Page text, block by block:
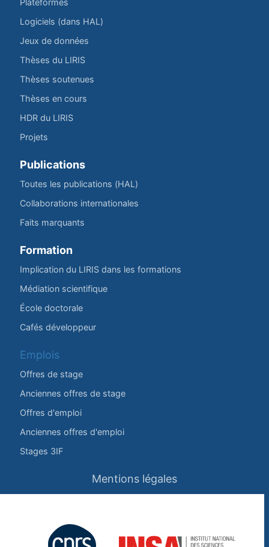
Plateformes
Logiciels (dans HAL)
Jeux de données
Thèses du LIRIS
Thèses soutenues
Thèses en cours
HDR du LIRIS
Projets
Publications
Toutes les publications (HAL)
Collaborations internationales
Faits marquants
Formation
Implication du LIRIS dans les formations
Médiation scientifique
École doctorale
Cafés développeur
Emplois
Offres de stage
Anciennes offres de stage
Offres d'emploi
Anciennes offres d'emploi
Stages 3IF
Mentions légales